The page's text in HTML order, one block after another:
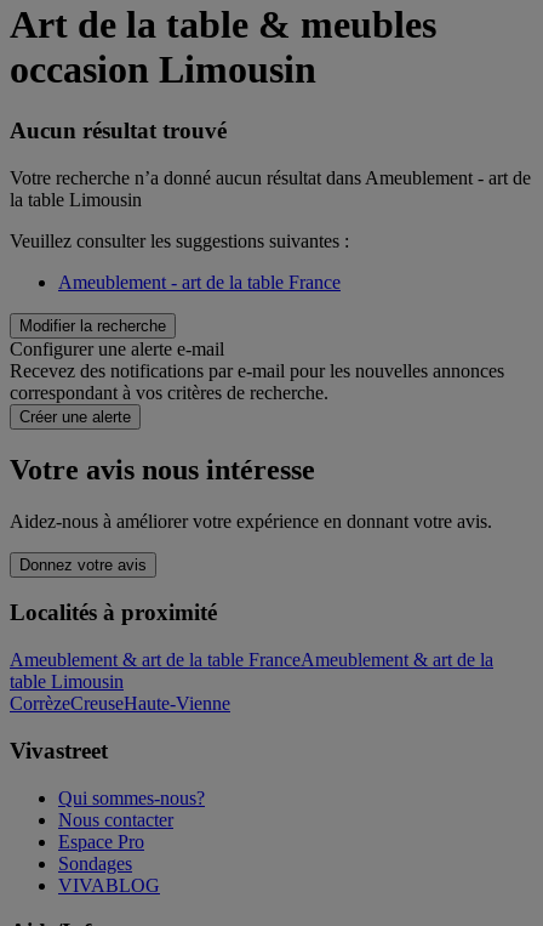
Art de la table & meubles
occasion Limousin
Aucun résultat trouvé
Votre recherche n’a donné aucun résultat dans Ameublement - art de
la table Limousin
Veuillez consulter les suggestions suivantes :
Ameublement - art de la table France
Modifier la recherche
Configurer une alerte e-mail
Recevez des notifications par e-mail pour les nouvelles annonces
correspondant à vos critères de recherche.
Créer une alerte
Votre avis nous intéresse
Aidez-nous à améliorer votre expérience en donnant votre avis.
Donnez votre avis
Localités à proximité
Ameublement & art de la table FranceAmeublement & art de la
table Limousin
CorrèzeCreuseHaute-Vienne
Vivastreet
Qui sommes-nous?
Nous contacter
Espace Pro
Sondages
VIVABLOG